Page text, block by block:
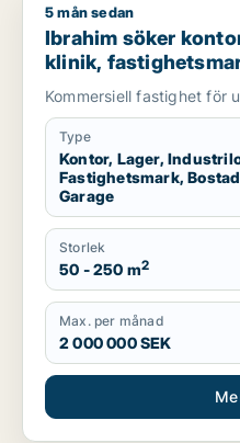
Ibrahim söker kontor,
5 mån sedan
Ibrahim söker
klinik,
hotell eller garage
Kommersiell fastighet för
Type
Kontor, Lager,
Fastighetsmark,
Garage
Storlek
50 - 250 m2
Max. per månad
2 000 000 SEK